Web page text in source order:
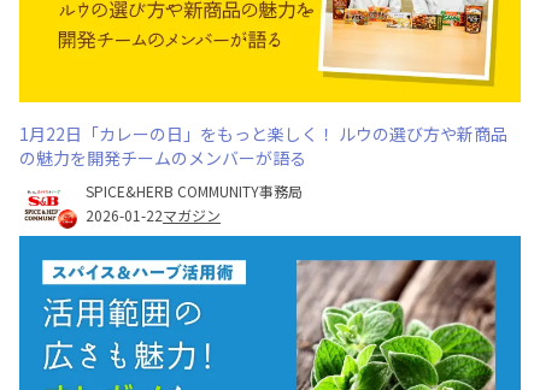
1月22日「カレーの日」をもっと楽しく！ ルウの選び方や新商品
の魅力を開発チームのメンバーが語る
SPICE&HERB COMMUNITY事務局
2026-01-22マガジン